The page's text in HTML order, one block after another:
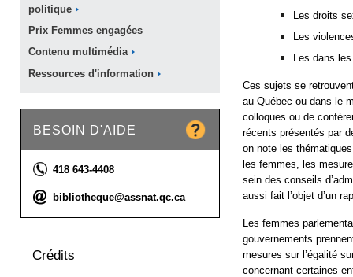
politique
Prix Femmes engagées
Contenu multimédia
Ressources d'information
BESOIN D'AIDE
Téléphone :
418 643-4408
Courriel :
bibliotheque@assnat.qc.ca
Crédits
Les droits
Les
Les dans
Ces sujets se
au Québec ou dans le
colloques ou de
récents présentés par
on note les
les femmes, les
sein des conseils
aussi fait l’objet d’un
Les femmes
gouvernements
mesures sur l’égalité
concernant certaines